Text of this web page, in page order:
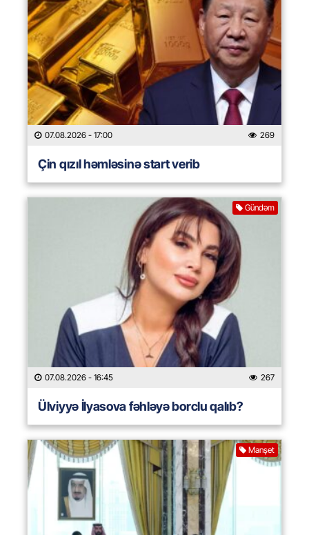
07.08.2026 - 17:00 269
Çin qızıl həmləsinə start verib
Gündəm
07.08.2026 - 16:45 267
Ülviyyə İlyasova fəhləyə borclu qalıb?
Manşet